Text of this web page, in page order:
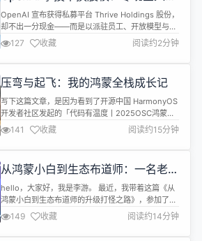
Thrive Holdings
OpenAI 宣布获得私募平台 Thrive Holdings 股份，
却不出一分现金——而是以派驻员工、开放模型与产
品接口的方式换取“有意义”的股权，并分享后者未来
投资收益 。 由于 Thrive Holdings 的母公司正是
OpenAI 主要投资方 Thrive Capital，这场“投资换
协议，O...
127 收藏 阅读约2分钟
压弯与起飞：我的鸿蒙全栈成长记
写下这篇文章，是因为看到了开源中国 HarmonyOS
开发者社区发起的「代码有温度丨2025OSC鸿蒙开
发者故事征文大赛启幕」活动。官方在征文里说，要
寻找“最美技术人生”。于是我想，也许我这几年从鸿
蒙小白一路摸索到走上讲台、走进社区的经历，可以
故事# 的一份作业。 一、弯道前：从前端工程师到鸿
蒙小白 2020...
141 收藏 阅读约15分钟
从鸿蒙小白到生态布道师：一名老程
序员的升级打怪成长记
hello，大家好，我是李游。 最近，我带着这篇《从
鸿蒙小白到生态布道师的升级打怪之路》，参加了开
源中国发起的「代码有温度丨2025OSC鸿蒙开发者
故事征文大赛」。 对我来说，它不只是一次投稿，更
是一个认真回看自己这几年与 HarmonyOS 一起成
149 收藏 阅读约14分钟